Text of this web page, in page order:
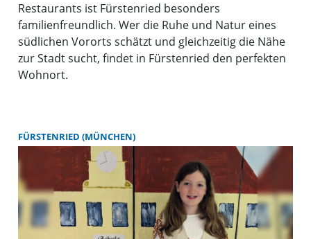
Restaurants ist Fürstenried besonders
familienfreundlich. Wer die Ruhe und Natur eines
südlichen Vororts schätzt und gleichzeitig die Nähe
zur Stadt sucht, findet in Fürstenried den perfekten
Wohnort.
FÜRSTENRIED (MÜNCHEN)